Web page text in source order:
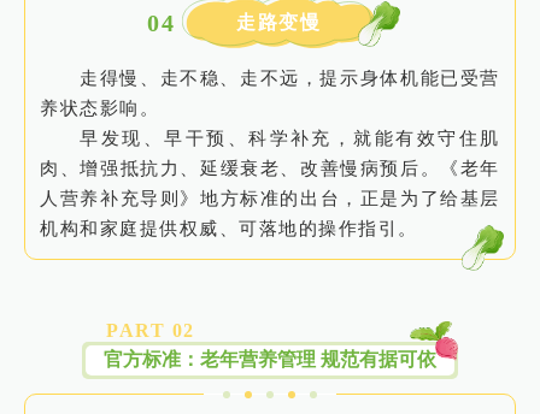
04 走路变慢
走得慢、走不稳、走不远，提示身体机能已受营
养状态影响。
早发现、早干预、科学补充，就能有效守住肌
肉、增强抵抗力、延缓衰老、改善慢病预后。《老年
人营养补充导则》地方标准的出台，正是为了给基层
机构和家庭提供权威、可落地的操作指引。
PART 02
官方标准：老年营养管理 规范有据可依